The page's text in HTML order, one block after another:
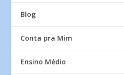
Blog
Conta pra Mim
Ensino Médio